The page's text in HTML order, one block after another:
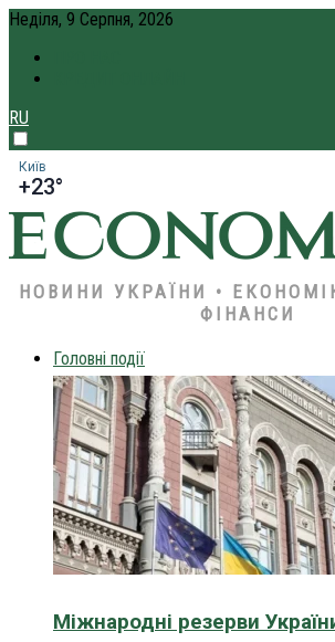
Неділя, 9 Серпня, 2026
RU
Київ
+23°
НОВИНИ УКРАЇНИ •
ФІНАНСИ
Головні події
Міжнародні резерви